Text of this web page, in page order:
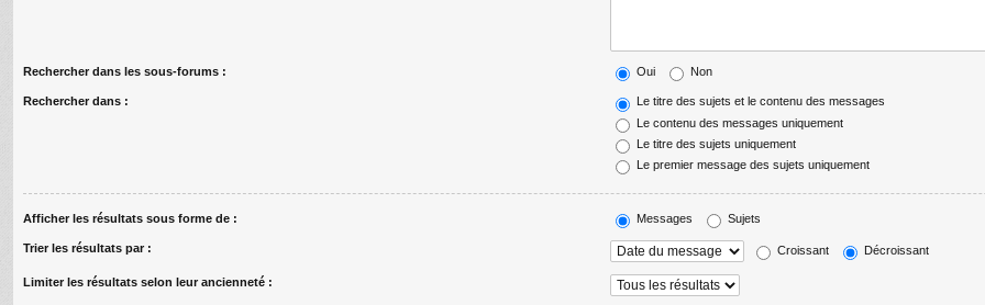
Rechercher dans les sous-forums : Oui Non
Rechercher dans :
Le titre des sujets et le contenu des messages
Le contenu des messages uniquement
Le titre des sujets uniquement
Le premier message des sujets uniquement
Afficher les résultats sous forme de : Messages Sujets
Trier les résultats par : Croissant Décroissant
Limiter les résultats selon leur ancienneté :